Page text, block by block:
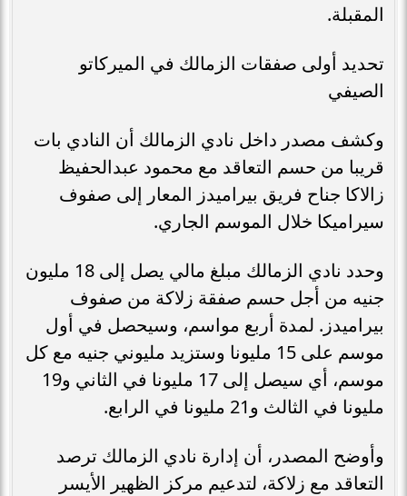
المقبلة.
تحديد أولى صفقات الزمالك في الميركاتو
الصيفي
وكشف مصدر داخل نادي الزمالك أن النادي بات
قريبا من حسم التعاقد مع محمود عبدالحفيظ
زالاكا جناح فريق بيراميدز المعار إلى صفوف
سيراميكا خلال الموسم الجاري.
وحدد نادي الزمالك مبلغ مالي يصل إلى 18 مليون
جنيه من أجل حسم صفقة زلاكة من صفوف
بيراميدز. لمدة أربع مواسم، وسيحصل في أول
موسم على 15 مليونا وستزيد مليوني جنيه مع كل
موسم، أي سيصل إلى 17 مليونا في الثاني و19
مليونا في الثالث و21 مليونا في الرابع.
وأوضح المصدر، أن إدارة نادي الزمالك ترصد
التعاقد مع زلاكة، لتدعيم مركز الظهير الأيسر